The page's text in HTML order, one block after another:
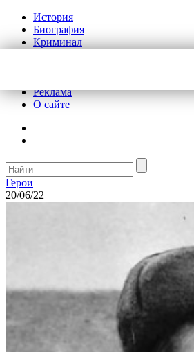
История
Биография
Криминал
Реклама
О сайте
Герои
20/06/22